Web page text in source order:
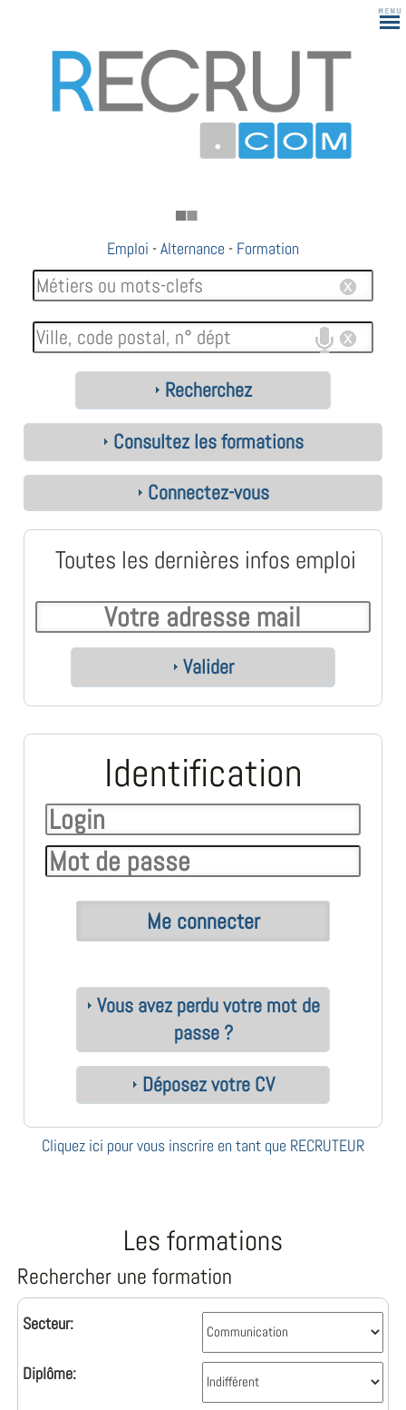
Emploi -Alternance - Formation
Recherchez
Consultez les formations
Connectez-vous
Toutes les dernières infos emploi
Valider
Identification
Vous avez perdu votre mot de
passe ?
Déposez votre CV
Cliquez ici pour vous inscrire en tant que RECRUTEUR
Les formations
Rechercher une formation
Secteur:
Diplôme: